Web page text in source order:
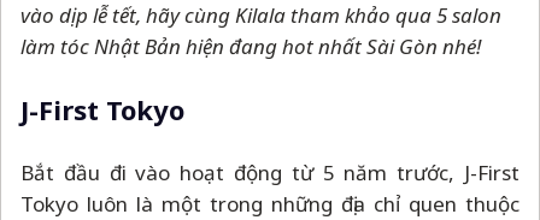
vào dịp lễ tết, hãy cùng Kilala tham khảo qua 5 salon
làm tóc Nhật Bản hiện đang hot nhất Sài Gòn nhé!
J-First Tokyo
Bắt đầu đi vào hoạt động từ 5 năm trước, J-First
Tokyo luôn là một trong những địa chỉ quen thuộc